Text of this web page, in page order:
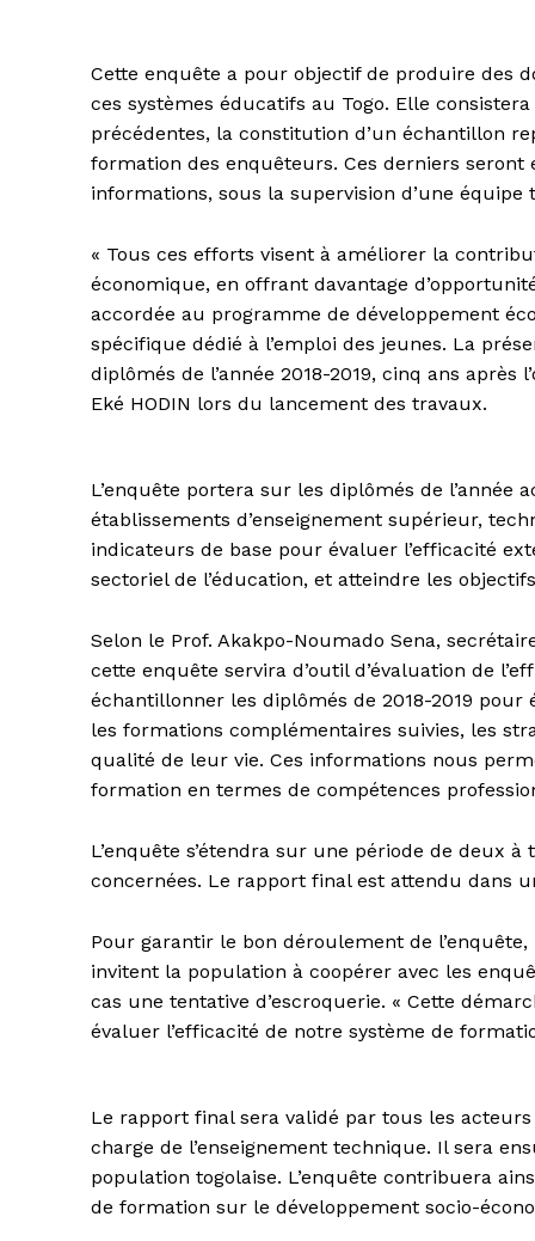
Cette enquête a pour objectif de produire des
ces systèmes éducatifs au Togo. Elle
précédentes, la constitution d’un échantillon
formation des enquêteurs. Ces derniers
informations, sous la supervision d’une équipe
« Tous ces efforts visent à améliorer la
économique, en offrant davantage
accordée au programme de développement
spécifique dédié à l’emploi des jeunes. La
diplômés de l’année 2018-2019, cinq ans
Eké HODIN lors du lancement des travaux.
L’enquête portera sur les diplômés de l’année
établissements d’enseignement supérieur,
indicateurs de base pour évaluer l’efficacité
sectoriel de l’éducation, et atteindre les
Selon le Prof. Akakpo-Noumado Sena,
cette enquête servira d’outil d’évaluation de
échantillonner les diplômés de 2018-2019
les formations complémentaires suivies, les
qualité de leur vie. Ces informations nous
formation en termes de compétences
L’enquête s’étendra sur une période de deux
concernées. Le rapport final est attendu dans
Pour garantir le bon déroulement de
invitent la population à coopérer avec les
cas une tentative d’escroquerie. « Cette
évaluer l’efficacité de notre système de
Le rapport final sera validé par tous les
charge de l’enseignement technique. Il sera
population togolaise. L’enquête contribuera
de formation sur le développement socio-